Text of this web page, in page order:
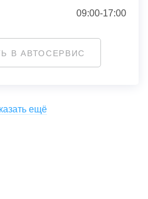
09:00-17:00
В АВТОСЕРВИС
ещё